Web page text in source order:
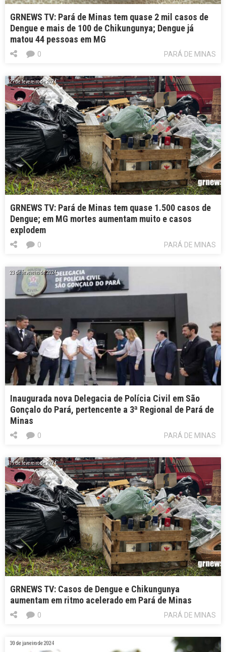
GRNEWS TV: Pará de Minas tem quase 2 mil casos de
Dengue e mais de 100 de Chikungunya; Dengue já
matou 44 pessoas em MG
PARÁ DE MINAS
0
27 de fevereiro de 2024
GRNEWS TV: Pará de Minas tem quase 1.500 casos de
Dengue; em MG mortes aumentam muito e casos
explodem
PARÁ DE MINAS
0
23 de fevereiro de 2024
Inaugurada nova Delegacia de Polícia Civil em São
Gonçalo do Pará, pertencente a 3ª Regional de Pará de
Minas
PARÁ DE MINAS
0
19 de fevereiro de 2024
GRNEWS TV: Casos de Dengue e Chikungunya
aumentam em ritmo acelerado em Pará de Minas
PARÁ DE MINAS
0
30 de janeiro de 2024